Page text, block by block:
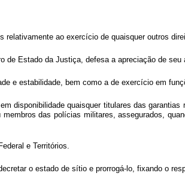
relativamente ao exercício de quaisquer
de Estado da Justiça, defesa a apreciação de
e estabilidade, bem como a de exercício em
disponibilidade quaisquer titulares das
das polícias militares, assegurados,
e Territórios.
o estado de sítio e prorrogá-lo, fixando o